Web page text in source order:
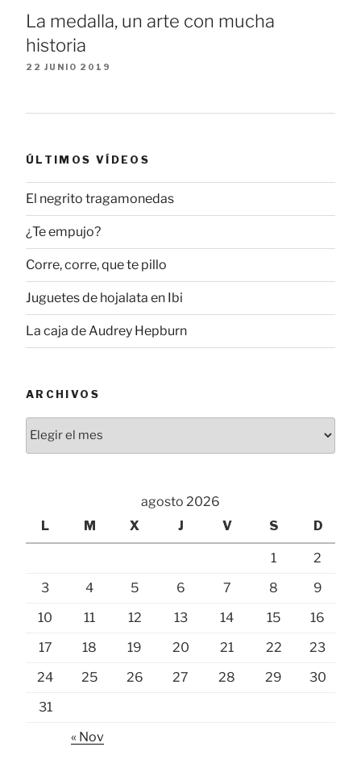
La medalla, un arte con mucha
historia
22 JUNIO 2019
ÚLTIMOS VÍDEOS
El negrito tragamonedas
¿Te empujo?
Corre, corre, que te pillo
Juguetes de hojalata en Ibi
La caja de Audrey Hepburn
ARCHIVOS
agosto 2026
L
M X J V S D
1
2
3
4 5 6 7 8
9
10
11 12 13 14 15
16
17
18 19 20 21 22
23
24
25 26 27 28 29
30
31
« Nov